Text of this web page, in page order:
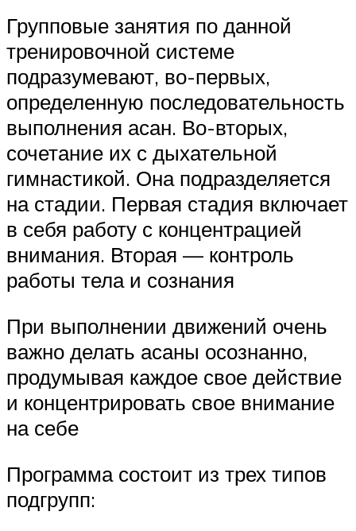
Групповые занятия по данной
тренировочной системе
подразумевают, во-первых,
определенную последовательность
выполнения асан. Во-вторых,
сочетание их с дыхательной
гимнастикой. Она подразделяется
на стадии. Первая стадия включает
в себя работу с концентрацией
внимания. Вторая — контроль
работы тела и сознания
При выполнении движений очень
важно делать асаны осознанно,
продумывая каждое свое действие
и концентрировать свое внимание
на себе
Программа состоит из трех типов
подгрупп: